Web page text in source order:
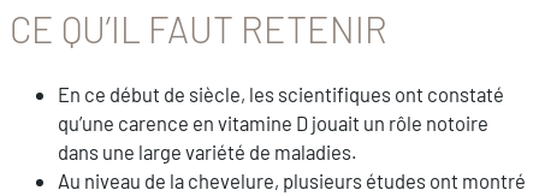
CE QU’IL FAUT RETENIR
En ce début de siècle, les scientifiques ont constaté
qu’une carence en vitamine D jouait un rôle notoire
dans une large variété de maladies.
Au niveau de la chevelure, plusieurs études ont montré